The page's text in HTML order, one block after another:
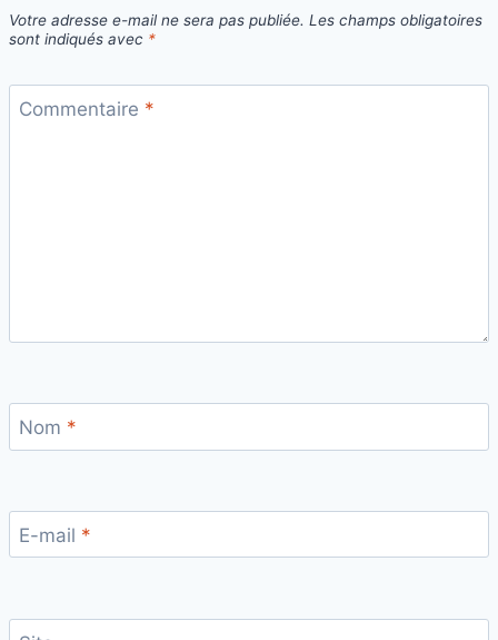
Votre adresse e-mail ne sera pas publiée. Les champs obligatoires
sont indiqués avec *
Commentaire *
Nom *
E-mail *